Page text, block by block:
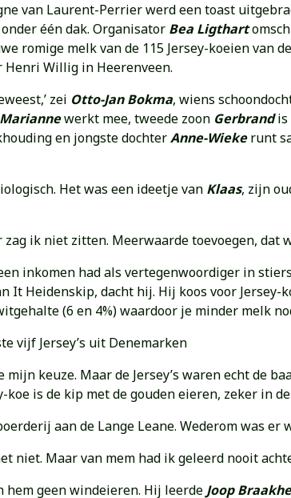
van Laurent-Perrier werd een toast
één dak. Organisator Bea Ligthart
romige melk van de 115 Jersey-koeien van
Willig in Heerenveen.
zei Otto-Jan Bokma, wiens
Mariannewerkt mee, tweede zoon Gerbrandis
en jongste dochterAnne-Wiekerunt
Het was een ideetje van Klaas, zijn
zag ik niet zitten. Meerwaarde toevoegen, dat
inkomen had als vertegenwoordiger in
It Heidenskip, dacht hij. Hij koos voor
(6 en 4%) waardoor je minder melk
vijf Jersey’s uit Denemarken
mijn keuze. Maar de Jersey’s waren echt
koe is de kip met de gouden eieren, zeker in
aan de Lange Leane. Wederom was er
niet. Maar van mem had ik geleerd nooit
hem geen windeieren. Hij leerde Joop